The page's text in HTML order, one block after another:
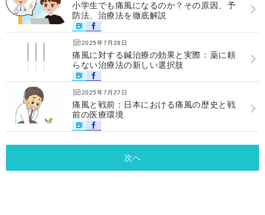
小学生でも痛風になるのか？その原因、予
防法、治療法を徹底解説
2025年7月28日
痛風に対する鍼治療の効果と実際：薬に頼
らない治療法の新しい選択肢
2025年7月27日
痛風と戦前：日本における痛風の歴史と戦
前の医療環境
次へ